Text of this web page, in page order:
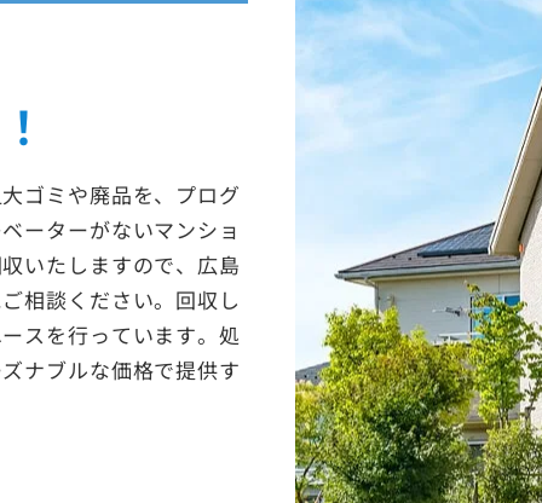
ゴミや廃品を、プログ
ーターがないマンショ
いたしますので、広島
相談ください。回収し
スを行っています。処
ナブルな価格で提供す